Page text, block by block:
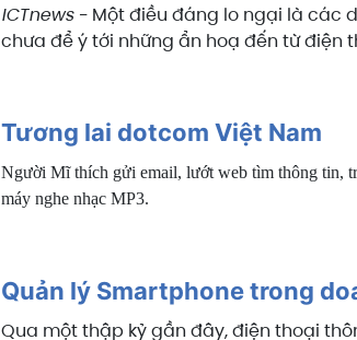
ICTnews - Một điều đáng lo ngại là các
chưa để ý tới những ẩn hoạ đến từ điện
Tương lai dotcom Việt Nam
Người Mĩ thích gửi email, lướt web tìm thông tin,
máy nghe nhạc MP3.
Quản lý Smartphone trong
Qua một thập kỷ gần đây, điện thoại